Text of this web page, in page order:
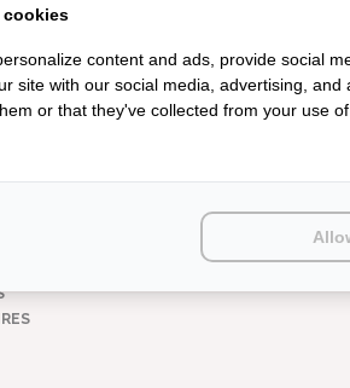
cookies
content and ads, provide social
site with our social media, advertising,
or that they've collected from your use of